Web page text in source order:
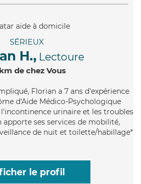
SÉRIEUX
H., Lectoure
de chez Vous
Florian a 7 ans d'expérience
d'Aide Médico-Psychologique
urinaire et les troubles
apporte ses services de mobilité,
de nuit et toilette/habillage*
le profil